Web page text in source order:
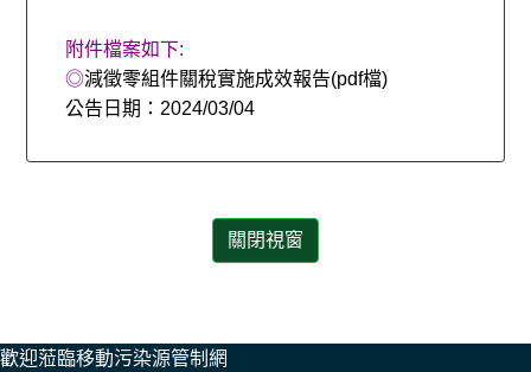
附件檔案如下:
◎減徵零組件關稅實施成效報告(pdf檔)
公告日期：2024/03/04
:::
歡迎蒞臨移動污染源管制網